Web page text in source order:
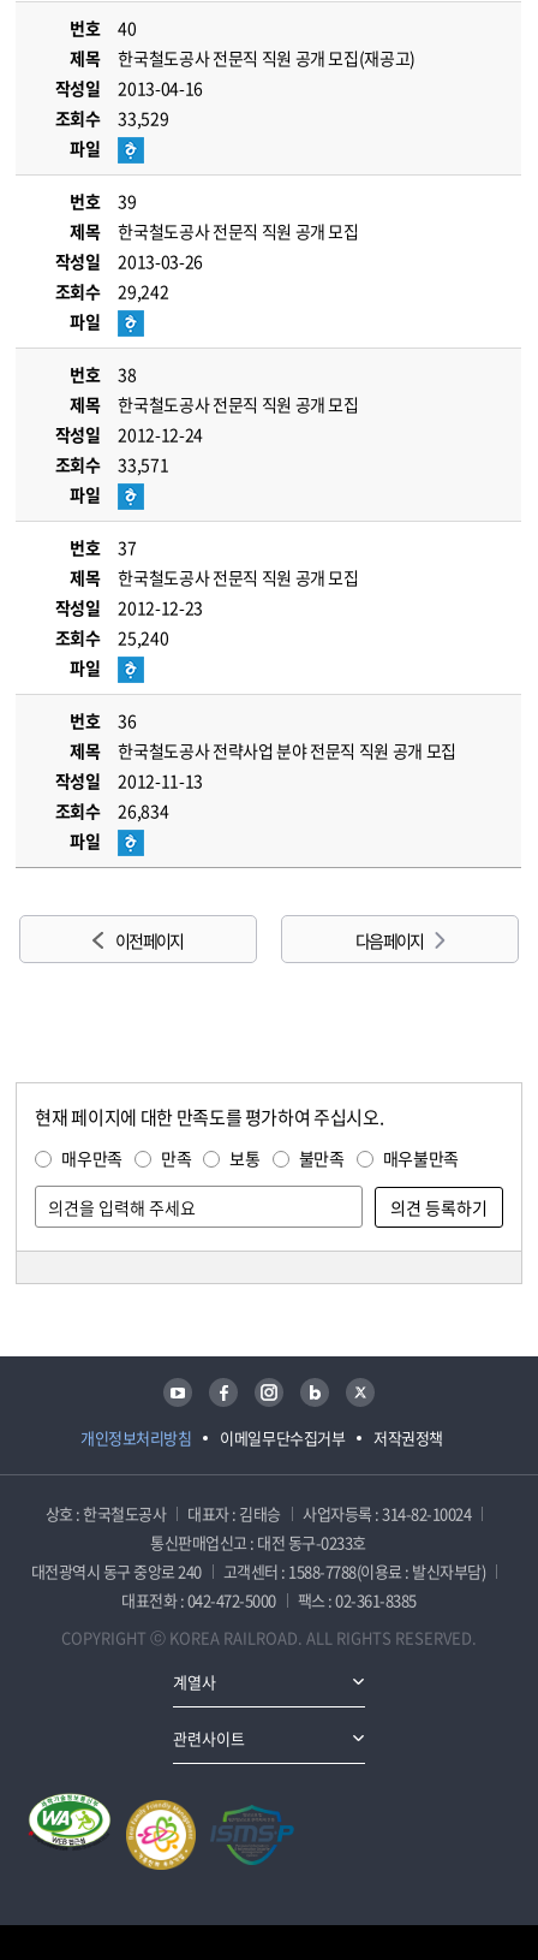
번호
40
제목
한국철도공사 전문직 직원 공개 모집(재공고)
작성일
2013-04-16
조회수
33,529
파일
번호
39
제목
한국철도공사 전문직 직원 공개 모집
작성일
2013-03-26
조회수
29,242
파일
번호
38
제목
한국철도공사 전문직 직원 공개 모집
작성일
2012-12-24
조회수
33,571
파일
번호
37
제목
한국철도공사 전문직 직원 공개 모집
작성일
2012-12-23
조회수
25,240
파일
번호
36
제목
한국철도공사 전략사업 분야 전문직 직원 공개 모집
작성일
2012-11-13
조회수
26,834
파일
이전 페이지 다음 페이지
현재 페이지에 대한 만족도를 평가하여 주십시오.
매우만족 만족 보통 불만족 매우불만족
개인정보처리방침 이메일무단수집거부 저작권정책
유튜브 페이스북 인스타그램 블로그 트위터
상호 : 한국철도공사 대표자 : 김태승
사업자등록 : 314-82-10024
통신판매업신고 : 대전 동구-0233호
대전광역시 동구 중앙로 240
고객센터 : 1588-7788(이용료 : 발신자부담)
대표전화 : 042-472-5000
팩스 : 02-361-8385
COPYRIGHT ⓒ KOREA RAILROAD. ALL RIGHTS RESERVED.
계열사
관련사이트